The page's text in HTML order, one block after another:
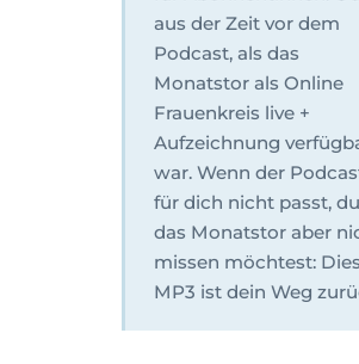
aus der Zeit vor dem
Podcast, als das
Monatstor als Online
Frauenkreis live +
Aufzeichnung
war. Wenn der
für dich nicht passt, du
das Monatstor aber
missen möchtest:
MP3 ist dein Weg